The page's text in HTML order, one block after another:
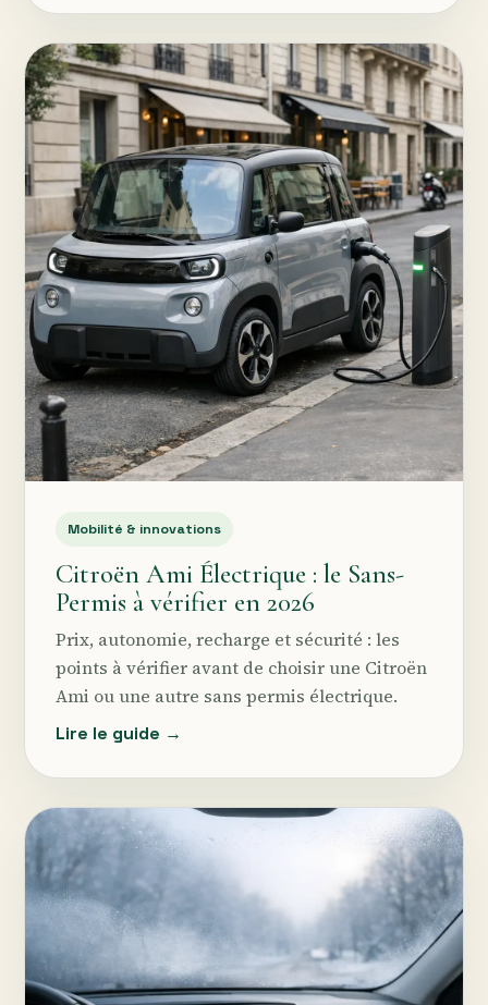
Mobilité & innovations
Citroën Ami Électrique : le Sans-
Permis à vérifier en 2026
Prix, autonomie, recharge et sécurité : les
points à vérifier avant de choisir une Citroën
Ami ou une autre sans permis électrique.
Lire le guide →